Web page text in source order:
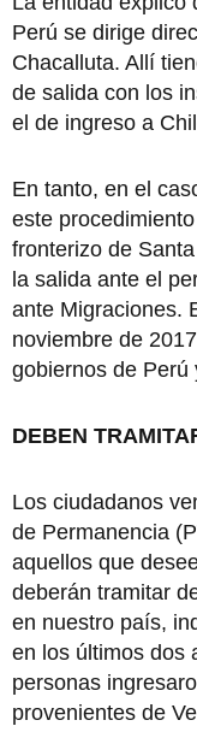
Perú se dirige
Chacalluta. Allí
de salida con los
el de ingreso a
En tanto, en el
este
fronterizo de
la salida ante el
ante Migraciones.
noviembre de
gobiernos de Perú
DEBEN
Los ciudadanos
de Permanencia
aquellos que
deberán tramitar
en nuestro país,
en los últimos dos
personas
provenientes de